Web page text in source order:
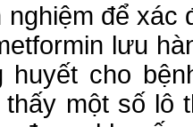
nghiệm để
lưu
huyết cho
một số lô